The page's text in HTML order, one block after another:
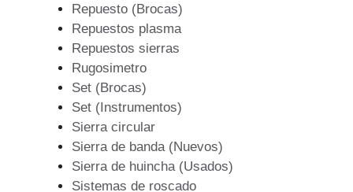
Repuesto (Brocas)
Repuestos plasma
Repuestos sierras
Rugosimetro
Set (Brocas)
Set (Instrumentos)
Sierra circular
Sierra de banda (Nuevos)
Sierra de huincha (Usados)
Sistemas de roscado